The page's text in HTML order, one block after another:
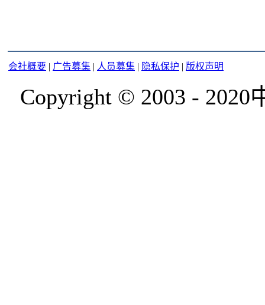
会社概要 | 广告募集 | 人员募集 | 隐私保护 | 版权声明
Copyright © 2003 -